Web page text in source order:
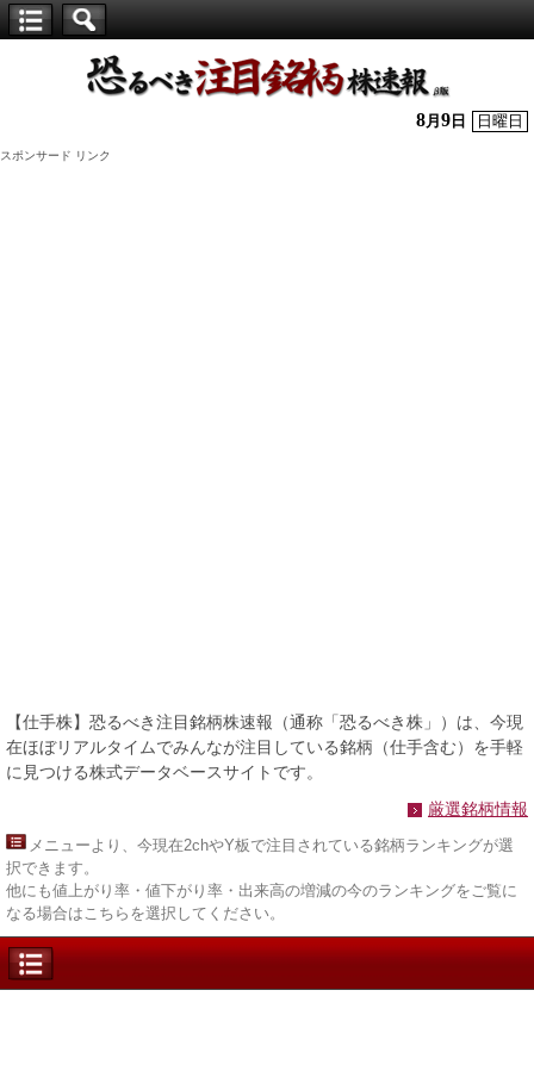
株】
8月 9 日 日曜日
スポンサード リンク
【仕手株】恐るべき注目銘柄株速報（通称「恐るべき株」）は、今現
在ほぼリアルタイムでみんなが注目している銘柄（仕手含む）を手軽
に見つける株式データベースサイトです。
厳選銘柄情報
メニューより、今現在2chやY板で注目されている銘柄ランキングが選
択できます。
他にも値上がり率・値下がり率・出来高の増減の今のランキングをご覧に
なる場合はこちらを選択してください。